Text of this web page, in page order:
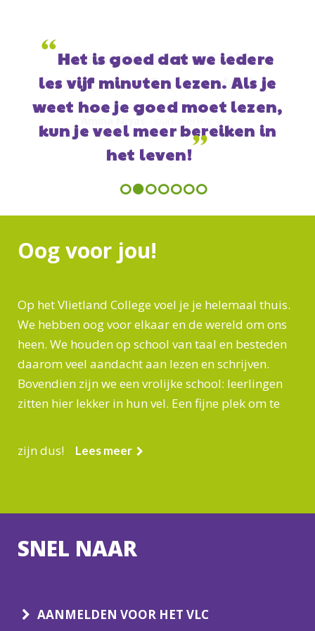
“Op het Vlietland College
heb ik mezelf gevonden!”
PreviousNext
Oog voor jou!
Op het Vlietland College voel je je helemaal thuis.
We hebben oog voor elkaar en de wereld om ons
heen. We houden op school van taal en besteden
daarom veel aandacht aan lezen en schrijven.
Bovendien zijn we een vrolijke school: leerlingen
zitten hier lekker in hun vel. Een fijne plek om te
zijn dus! Lees meer
SNEL NAAR
AANMELDEN VOOR HET VLC